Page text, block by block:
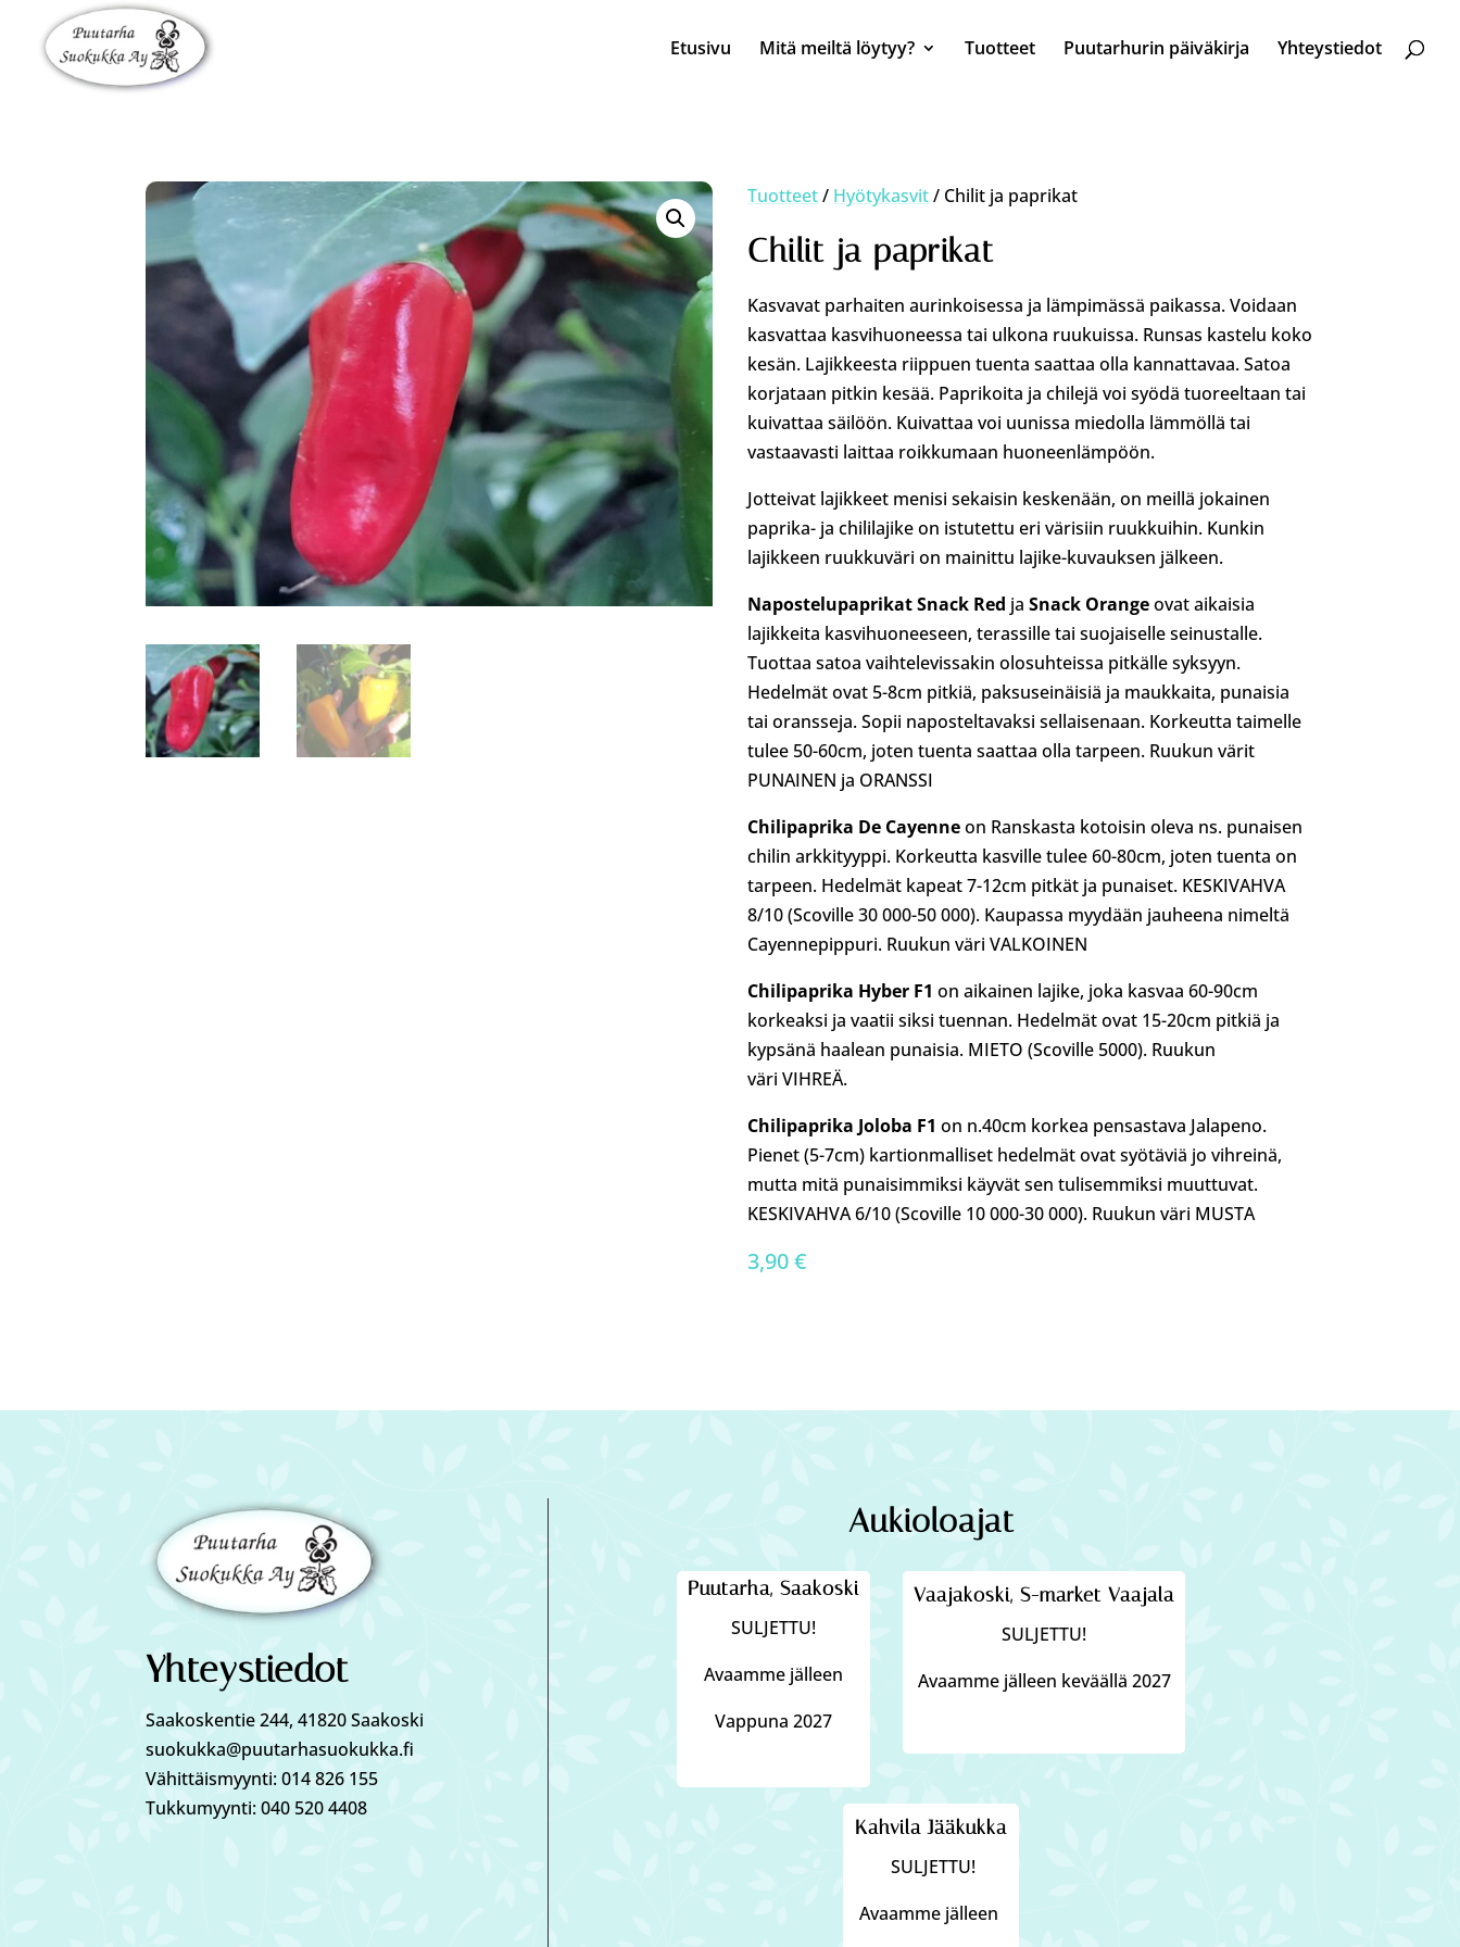
Etusivu Mitä meiltä löytyy? Tuotteet Puutarhurin päiväkirja Yhteystiedot
Tuotteet/ Hyötykasvit/ Chilit ja paprikat
Chilit ja paprikat
Kasvavat parhaiten aurinkoisessa ja lämpimässä paikassa. Voidaan
kasvattaa kasvihuoneessa tai ulkona ruukuissa. Runsas kastelu koko
kesän. Lajikkeesta riippuen tuenta saattaa olla kannattavaa. Satoa
korjataan pitkin kesää. Paprikoita ja chilejä voi syödä tuoreeltaan tai
kuivattaa säilöön. Kuivattaa voi uunissa miedolla lämmöllä tai
vastaavasti laittaa roikkumaan huoneenlämpöön.
Jotteivat lajikkeet menisi sekaisin keskenään, on meillä jokainen
paprika- ja chililajike on istutettu eri värisiin ruukkuihin. Kunkin
lajikkeen ruukkuväri on mainittu lajike-kuvauksen jälkeen.
Napostelupaprikat Snack Red jaSnack Orangeovat aikaisia
lajikkeita kasvihuoneeseen, terassille tai suojaiselle seinustalle.
Tuottaa satoa vaihtelevissakin olosuhteissa pitkälle syksyyn.
Hedelmät ovat 5-8cm pitkiä, paksuseinäisiä ja maukkaita, punaisia
tai oransseja. Sopii naposteltavaksi sellaisenaan. Korkeutta taimelle
tulee 50-60cm, joten tuenta saattaa olla tarpeen. Ruukun värit
PUNAINEN ja ORANSSI
Chilipaprika De Cayenneon Ranskasta kotoisin oleva ns. punaisen
chilin arkkityyppi. Korkeutta kasville tulee 60-80cm, joten tuenta on
tarpeen. Hedelmät kapeat 7-12cm pitkät ja punaiset. KESKIVAHVA
8/10 (Scoville 30 000-50 000). Kaupassa myydään jauheena nimeltä
Cayennepippuri. Ruukun väri VALKOINEN
Chilipaprika Hyber F1on aikainen lajike, joka kasvaa 60-90cm
korkeaksi ja vaatii siksi tuennan. Hedelmät ovat 15-20cm pitkiä ja
kypsänä haalean punaisia. MIETO (Scoville 5000). Ruukun
väri VIHREÄ.
Chilipaprika Joloba F1on n.40cm korkea pensastava Jalapeno.
Pienet (5-7cm) kartionmalliset hedelmät ovat syötäviä jo vihreinä,
mutta mitä punaisimmiksi käyvät sen tulisemmiksi muuttuvat.
KESKIVAHVA 6/10 (Scoville 10 000-30 000). Ruukun väri MUSTA
3,90€
Yhteystiedot
Saakoskentie 244, 41820 Saakoski
suokukka@puutarhasuokukka.fi
Vähittäismyynti: 014 826 155
Tukkumyynti: 040 520 4408
Aukioloajat
Puutarha, Saakoski
SULJETTU!
Avaamme jälleen
Vappuna 2027
Vaajakoski, S-market Vaajala
SULJETTU!
Avaamme jälleen keväällä 2027
Kahvila Jääkukka
SULJETTU!
Avaamme jälleen